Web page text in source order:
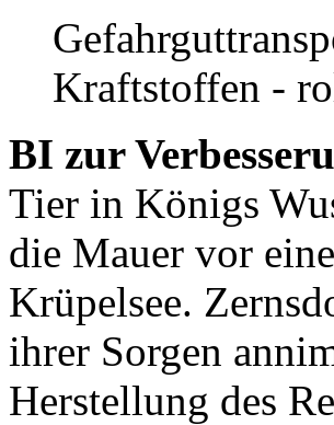
Kraftstoffen -
BI zur
Tier in Königs
die Mauer vor
Krüpelsee.
ihrer Sorgen
Herstellung des